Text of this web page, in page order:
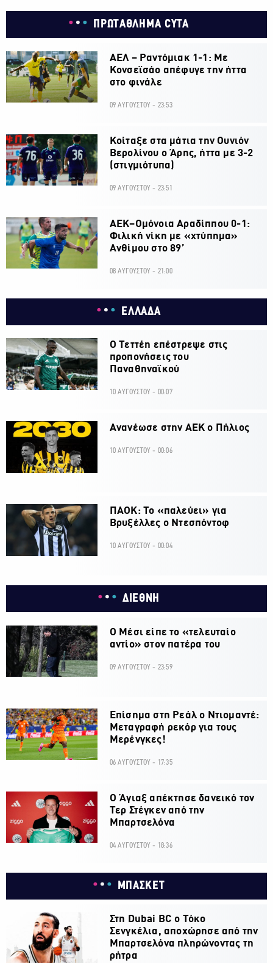
ΠΡΩΤΑΘΛΗΜΑ CYTA
ΑΕΛ – Ραντόμιακ 1-1: Με
Κονσεϊσάο απέφυγε την ήττα
στο φινάλε
09 ΑΥΓΟΥΣΤΟΥ - 23:53
Κοίταξε στα μάτια την Ουνιόν
Βερολίνου ο Άρης, ήττα με 3-2
(στιγμιότυπα)
09 ΑΥΓΟΥΣΤΟΥ - 23:51
ΑΕΚ–Ομόνοια Αραδίππου 0-1:
Φιλική νίκη με «χτύπημα»
Ανθίμου στο 89’
08 ΑΥΓΟΥΣΤΟΥ - 21:00
ΕΛΛΑΔΑ
Ο Τεττέη επέστρεψε στις
προπονήσεις του
Παναθηναϊκού
10 ΑΥΓΟΥΣΤΟΥ - 00:07
Ανανέωσε στην ΑΕΚ ο Πήλιος
10 ΑΥΓΟΥΣΤΟΥ - 00:06
ΠΑΟΚ: Το «παλεύει» για
Βρυξέλλες ο Ντεσπόντοφ
10 ΑΥΓΟΥΣΤΟΥ - 00:04
ΔΙΕΘΝΗ
Ο Μέσι είπε το «τελευταίο
αντίο» στον πατέρα του
09 ΑΥΓΟΥΣΤΟΥ - 23:59
Επίσημα στη Ρεάλ ο Ντιομαντέ:
Μεταγραφή ρεκόρ για τους
Μερένγκες!
06 ΑΥΓΟΥΣΤΟΥ - 17:35
Ο Άγιαξ απέκτησε δανεικό τον
Τερ Στέγκεν από την
Μπαρτσελόνα
04 ΑΥΓΟΥΣΤΟΥ - 18:36
ΜΠΑΣΚΕΤ
Στη Dubai BC ο Τόκο
Σενγκέλια, αποχώρησε από την
Μπαρτσελόνα πληρώνοντας τη
ρήτρα